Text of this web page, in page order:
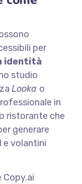
per
identità
studio
Looka o
in
ristorante che
generare
e volantini